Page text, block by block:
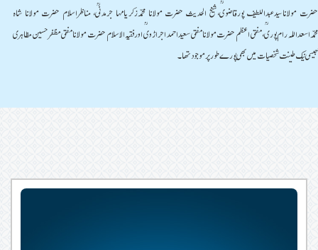
حضرت مولاناسیدعبداللطیف پورقاضویؒ،شیخ الحدیث حضرت مولانا محمدزکریامہا جرمدنیؒ، مناظراسلام حضرت مولانا شاہ
محمداسعداللہ رام پوریؒ،مفتی اعظم حضرت مولانامفتی سعیداحمد اجراڑ ویؒ اورفقیہ الاسلام حضرت مولانامفتی مظفرحسین مظاہری
ؒجیسی نیک طینت شخصیات میں بھی پورے طورپرموجودتھا۔